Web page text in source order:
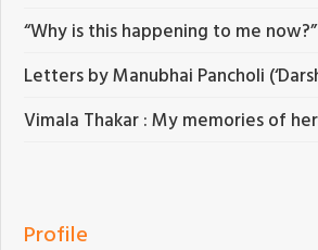
“Why is this happening to me now?”
Letters by Manubhai Pancholi
Vimala Thakar : My memories of
Profile